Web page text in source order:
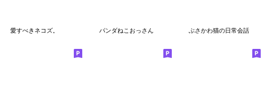
愛すべきネコズ。 パンダねこおっさん ぶさかわ猫の日常会話